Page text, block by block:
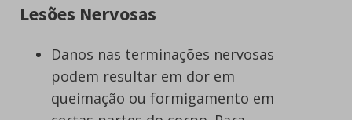
Lesões Nervosas
Danos nas terminações nervosas
podem resultar em dor em
queimação ou formigamento em